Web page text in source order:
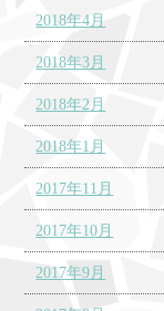
2018年4月
2018年3月
2018年2月
2018年1月
2017年11月
2017年10月
2017年9月